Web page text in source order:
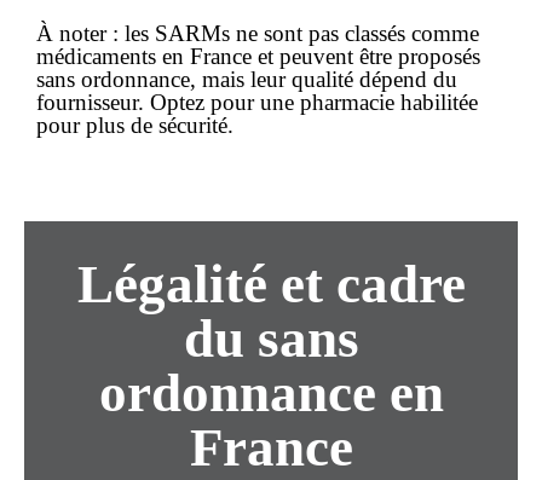
À noter : les SARMs ne sont pas classés comme
médicaments en France et peuvent être proposés
sans ordonnance, mais leur qualité dépend du
fournisseur. Optez pour une pharmacie habilitée
pour plus de sécurité.
Légalité et cadre
du sans
ordonnance en
France